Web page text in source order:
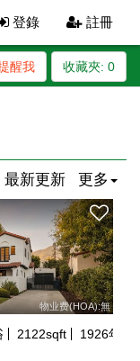
登錄 註冊
收藏夾: 0
醒我
最新更新 更多
物业费(HOA):無
2122sqft 1926年建